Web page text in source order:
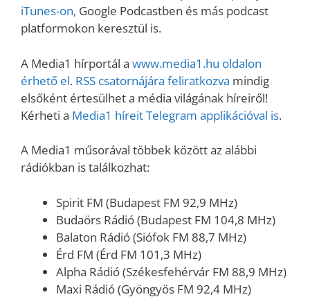
iTunes-on, Google Podcastben és más podcast
platformokon keresztül is.
A Media1 hírportál a www.media1.hu oldalon
érhető el. RSS csatornájára feliratkozva mindig
elsőként értesülhet a média világának híreiről!
Kérheti a Media1 híreit Telegram applikációval is.
A Media1 műsorával többek között az alábbi
rádiókban is találkozhat:
Spirit FM (Budapest FM 92,9 MHz)
Budaörs Rádió (Budapest FM 104,8 MHz)
Balaton Rádió (Siófok FM 88,7 MHz)
Érd FM (Érd FM 101,3 MHz)
Alpha Rádió (Székesfehérvár FM 88,9 MHz)
Maxi Rádió (Gyöngyös FM 92,4 MHz)